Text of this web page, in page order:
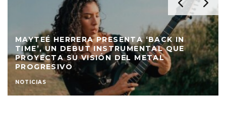
MAYTEÉ HERRERA PRESENTA ‘BACK IN
TIME’, UN DEBUT INSTRUMENTAL QUE
PROYECTA SU VISIÓN DEL METAL
PROGRESIVO
NOTICIAS